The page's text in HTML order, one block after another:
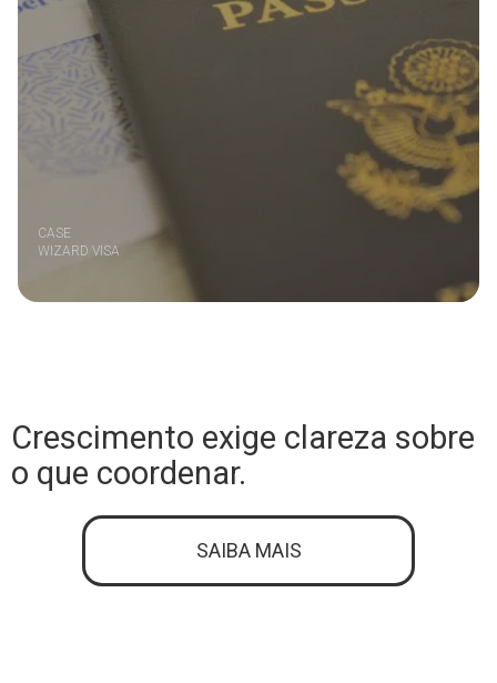
CASE
WIZARD VISA
Crescimento exige clareza sobre
o que coordenar.
SAIBA MAIS